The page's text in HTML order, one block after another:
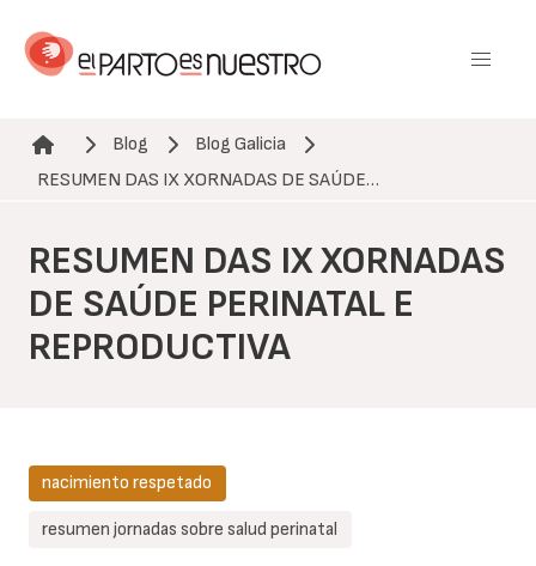
contenido
Ruta de navegación
Blog
Blog Galicia
RESUMEN DAS IX XORNADAS DE SAÚDE…
RESUMEN DAS IX XORNADAS
DE SAÚDE PERINATAL E
REPRODUCTIVA
nacimiento respetado
resumen jornadas sobre salud perinatal